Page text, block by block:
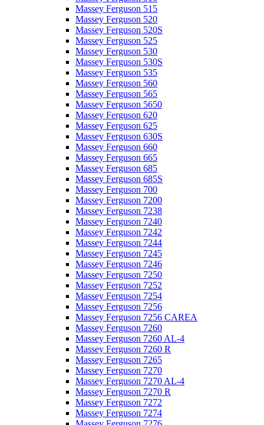
Massey Ferguson 515
Massey Ferguson 520
Massey Ferguson 520S
Massey Ferguson 525
Massey Ferguson 530
Massey Ferguson 530S
Massey Ferguson 535
Massey Ferguson 560
Massey Ferguson 565
Massey Ferguson 5650
Massey Ferguson 620
Massey Ferguson 625
Massey Ferguson 630S
Massey Ferguson 660
Massey Ferguson 665
Massey Ferguson 685
Massey Ferguson 685S
Massey Ferguson 700
Massey Ferguson 7200
Massey Ferguson 7238
Massey Ferguson 7240
Massey Ferguson 7242
Massey Ferguson 7244
Massey Ferguson 7245
Massey Ferguson 7246
Massey Ferguson 7250
Massey Ferguson 7252
Massey Ferguson 7254
Massey Ferguson 7256
Massey Ferguson 7256 CAREA
Massey Ferguson 7260
Massey Ferguson 7260 AL-4
Massey Ferguson 7260 R
Massey Ferguson 7265
Massey Ferguson 7270
Massey Ferguson 7270 AL-4
Massey Ferguson 7270 R
Massey Ferguson 7272
Massey Ferguson 7274